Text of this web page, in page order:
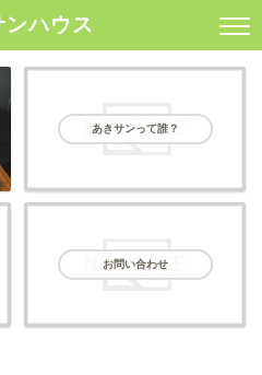
ンハウス
あきサンって誰？
お問い合わせ